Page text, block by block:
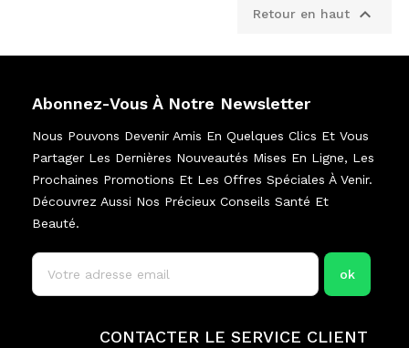
Retour en haut 
Abonnez-Vous À Notre Newsletter
Nous Pouvons Devenir Amis En Quelques Clics Et Vous
Partager Les Dernières Nouveautés Mises En Ligne, Les
Prochaines Promotions Et Les Offres Spéciales À Venir.
Découvrez Aussi Nos Précieux Conseils Santé Et
Beauté.
CONTACTER LE SERVICE CLIENT